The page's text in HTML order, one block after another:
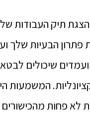
תיק העבודות
פתרון הבעיות שלך
שיכולים
המשמעות
לא פחות